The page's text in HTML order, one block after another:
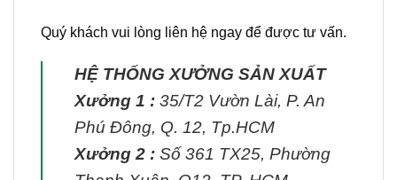
Quý khách vui lòng liên hệ ngay để được tư vấn.
HỆ THỐNG XƯỞNG SẢN XUẤT
Xưởng 1 : 35/T2 Vườn Lài, P. An
Phú Đông, Q. 12, Tp.HCM
Xưởng 2 : Số 361 TX25, Phường